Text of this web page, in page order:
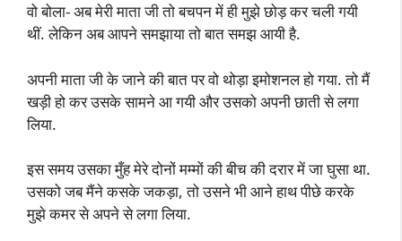
वो बोला- अब मेरी माता जी तो बचपन में ही मुझे छोड़ कर चली गयी
थीं. लेकिन अब आपने समझाया तो बात समझ आयी है.
अपनी माता जी के जाने की बात पर वो थोड़ा इमोशनल हो गया. तो मैं
खड़ी हो कर उसके सामने आ गयी और उसको अपनी छाती से लगा
लिया.
इस समय उसका मुँह मेरे दोनों मम्मों की बीच की दरार में जा घुसा था.
उसको जब मैंने कसके जकड़ा, तो उसने भी आने हाथ पीछे करके
मुझे कमर से अपने से लगा लिया.